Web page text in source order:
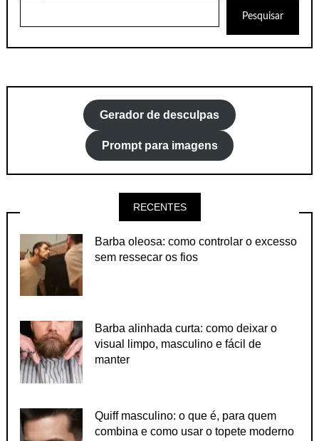
Pesquisar
Gerador de desculpas
Prompt para imagens
RECENTES
Barba oleosa: como controlar o excesso
sem ressecar os fios
Barba alinhada curta: como deixar o
visual limpo, masculino e fácil de
manter
Quiff masculino: o que é, para quem
combina e como usar o topete moderno